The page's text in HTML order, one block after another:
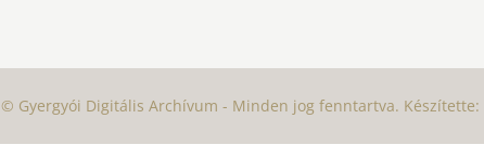
Gyergyói Digitális Archívum - Minden jog fenntartva. Készítette: